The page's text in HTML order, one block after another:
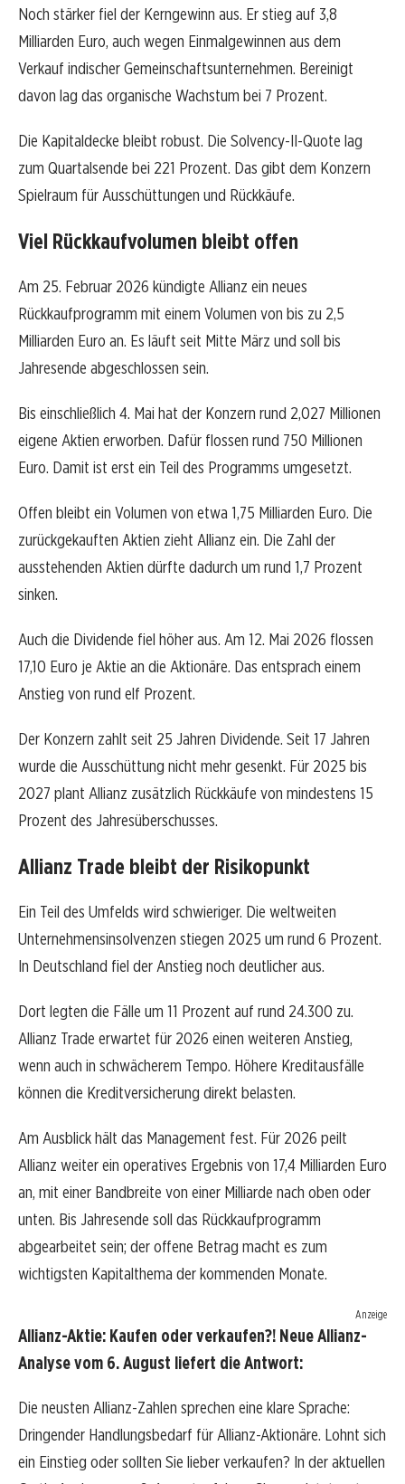
Noch stärker fiel der Kerngewinn aus. Er stieg auf 3,8
Milliarden Euro, auch wegen Einmalgewinnen aus dem
Verkauf indischer Gemeinschaftsunternehmen. Bereinigt
davon lag das organische Wachstum bei 7 Prozent.
Die Kapitaldecke bleibt robust. Die Solvency-II-Quote lag
zum Quartalsende bei 221 Prozent. Das gibt dem Konzern
Spielraum für Ausschüttungen und Rückkäufe.
Viel Rückkaufvolumen bleibt offen
Am 25. Februar 2026 kündigte Allianz ein neues
Rückkaufprogramm mit einem Volumen von bis zu 2,5
Milliarden Euro an. Es läuft seit Mitte März und soll bis
Jahresende abgeschlossen sein.
Bis einschließlich 4. Mai hat der Konzern rund 2,027 Millionen
eigene Aktien erworben. Dafür flossen rund 750 Millionen
Euro. Damit ist erst ein Teil des Programms umgesetzt.
Offen bleibt ein Volumen von etwa 1,75 Milliarden Euro. Die
zurückgekauften Aktien zieht Allianz ein. Die Zahl der
ausstehenden Aktien dürfte dadurch um rund 1,7 Prozent
sinken.
Auch die Dividende fiel höher aus. Am 12. Mai 2026 flossen
17,10 Euro je Aktie an die Aktionäre. Das entsprach einem
Anstieg von rund elf Prozent.
Der Konzern zahlt seit 25 Jahren Dividende. Seit 17 Jahren
wurde die Ausschüttung nicht mehr gesenkt. Für 2025 bis
2027 plant Allianz zusätzlich Rückkäufe von mindestens 15
Prozent des Jahresüberschusses.
Allianz Trade bleibt der Risikopunkt
Ein Teil des Umfelds wird schwieriger. Die weltweiten
Unternehmensinsolvenzen stiegen 2025 um rund 6 Prozent.
In Deutschland fiel der Anstieg noch deutlicher aus.
Dort legten die Fälle um 11 Prozent auf rund 24.300 zu.
Allianz Trade erwartet für 2026 einen weiteren Anstieg,
wenn auch in schwächerem Tempo. Höhere Kreditausfälle
können die Kreditversicherung direkt belasten.
Am Ausblick hält das Management fest. Für 2026 peilt
Allianz weiter ein operatives Ergebnis von 17,4 Milliarden Euro
an, mit einer Bandbreite von einer Milliarde nach oben oder
unten. Bis Jahresende soll das Rückkaufprogramm
abgearbeitet sein; der offene Betrag macht es zum
wichtigsten Kapitalthema der kommenden Monate.
Anzeige
Allianz-Aktie: Kaufen oder verkaufen?! Neue Allianz-
Analyse vom 6. August liefert die Antwort:
Die neusten Allianz-Zahlen sprechen eine klare Sprache:
Dringender Handlungsbedarf für Allianz-Aktionäre. Lohnt sich
ein Einstieg oder sollten Sie lieber verkaufen? In der aktuellen